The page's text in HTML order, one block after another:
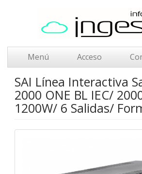
Menú Acceso
SAI Línea Interactiva
2000 ONE BL IEC/
1200W/ 6 Salidas/